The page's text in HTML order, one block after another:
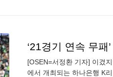
[OSEN=서정환 기자] 이겼
에서 개최되는 하나은행 K